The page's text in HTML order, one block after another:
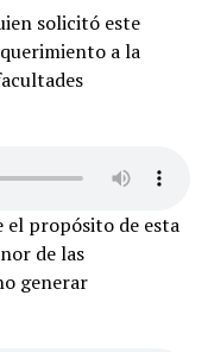
solicitó este
a la
el propósito de esta
de las
generar